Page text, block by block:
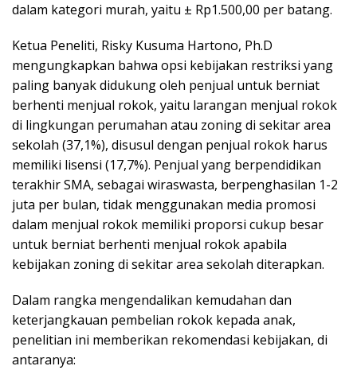
dalam kategori murah, yaitu ± Rp1.500,00 per batang.
Ketua Peneliti, Risky Kusuma Hartono, Ph.D
mengungkapkan bahwa opsi kebijakan restriksi yang
paling banyak didukung oleh penjual untuk berniat
berhenti menjual rokok, yaitu larangan menjual rokok
di lingkungan perumahan atau zoning di sekitar area
sekolah (37,1%), disusul dengan penjual rokok harus
memiliki lisensi (17,7%). Penjual yang berpendidikan
terakhir SMA, sebagai wiraswasta, berpenghasilan 1-2
juta per bulan, tidak menggunakan media promosi
dalam menjual rokok memiliki proporsi cukup besar
untuk berniat berhenti menjual rokok apabila
kebijakan zoning di sekitar area sekolah diterapkan.
Dalam rangka mengendalikan kemudahan dan
keterjangkauan pembelian rokok kepada anak,
penelitian ini memberikan rekomendasi kebijakan, di
antaranya: